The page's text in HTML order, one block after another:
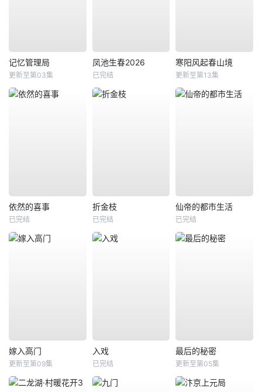
记忆管理局
更新至第03集
凤池生春2026
已完结
寒阳风起春山境
更新至第13集
依然的喜事
已完结
折金枝
已完结
仙帝的都市生活
已完结
嫁入高门
更新至第09集
入戏
已完结
最后的秘密
更新至第05集